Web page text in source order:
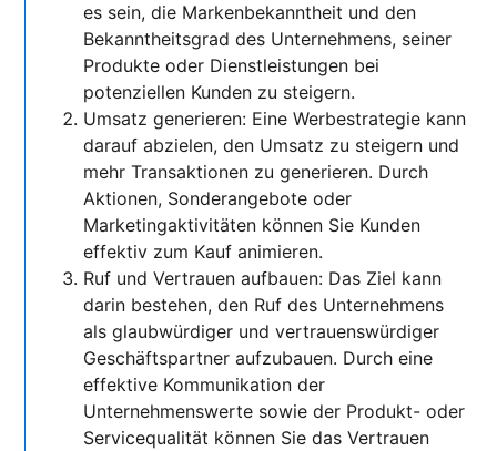
es sein, die Markenbekanntheit und den
Bekanntheitsgrad des Unternehmens, seiner
Produkte oder Dienstleistungen bei
potenziellen Kunden zu steigern.
Umsatz generieren: Eine Werbestrategie kann
darauf abzielen, den Umsatz zu steigern und
mehr Transaktionen zu generieren. Durch
Aktionen, Sonderangebote oder
Marketingaktivitäten können Sie Kunden
effektiv zum Kauf animieren.
Ruf und Vertrauen aufbauen: Das Ziel kann
darin bestehen, den Ruf des Unternehmens
als glaubwürdiger und vertrauenswürdiger
Geschäftspartner aufzubauen. Durch eine
effektive Kommunikation der
Unternehmenswerte sowie der Produkt- oder
Servicequalität können Sie das Vertrauen